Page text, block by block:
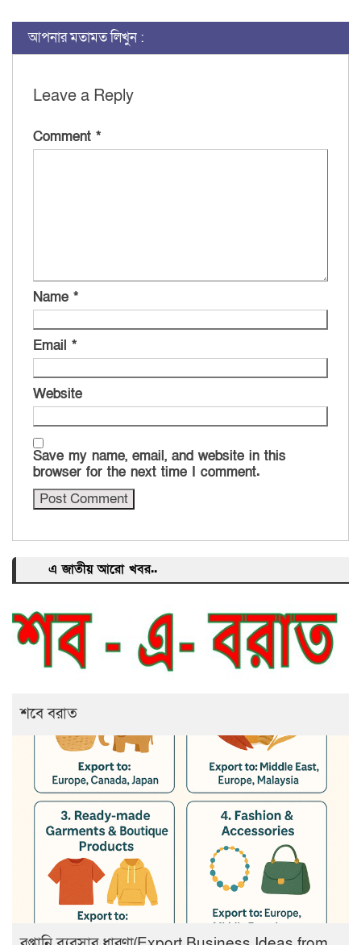
আপনার মতামত লিখুন :
Leave a Reply
Comment *
Name *
Email *
Website
Save my name, email, and website in this
browser for the next time I comment.
এ জাতীয় আরো খবর..
শবে বরাত